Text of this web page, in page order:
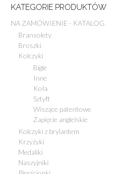
KATEGORIE PRODUKTÓW
NA ZAMÓWIENIE - KATALOG
Bransolety
Broszki
Kolczyki
Bigle
Inne
Koła
Sztyft
Wiszące patentowe
Zapięcie angielskie
Kolczyki z brylantem
Krzyżyki
Medaliki
Naszyjniki